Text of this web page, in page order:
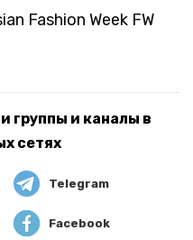
Fashion Week FW
группы и каналы в
сетях
Telegram
Facebook